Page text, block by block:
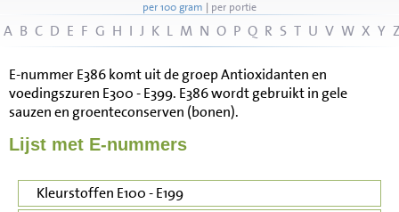
per 100 gram | per portie
A B C D E F G H I J K L M N O P Q R S T U V W X Y
E-nummer E386 komt uit de groep Antioxidanten en
voedingszuren E300 - E399. E386 wordt gebruikt in gele
sauzen en groenteconserven (bonen).
Lijst met E-nummers
Kleurstoffen E100 - E199